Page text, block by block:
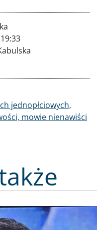
jednopłciowych,
mowie nienawiści